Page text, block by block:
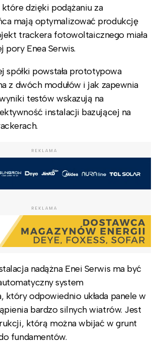
dzięki podążaniu za
mają optymalizować produkcję
trackera fotowoltaicznego miała
pory Enea Serwis.
spółki powstała prototypowa
z dwóch modułów i jak zapewnia
testów wskazują na
instalacji bazującej na
REKLAMA
REKLAMA
nadążna Enei Serwis ma być
system
który odpowiednio układa panele w
bardzo silnych wiatrów. Jest
którą można wbijać w grunt
fundamentów.